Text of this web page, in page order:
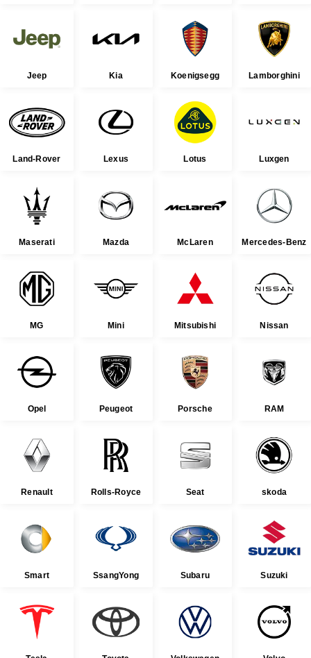
Jeep Kia Koenigsegg Lamborghini
Land-Rover Lexus Lotus Luxgen
Maserati Mazda McLaren Mercedes-Benz
MG Mini Mitsubishi Nissan
Opel Peugeot Porsche RAM
Renault Rolls-Royce Seat skoda
Smart SsangYong Subaru Suzuki